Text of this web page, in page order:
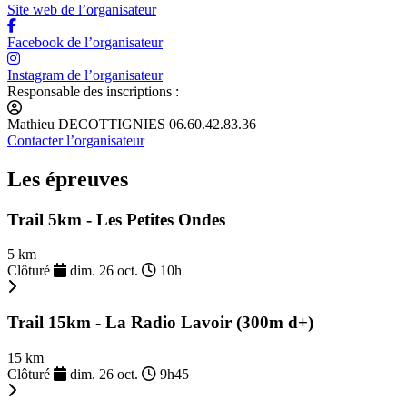
Site web de l’organisateur
Facebook de l’organisateur
Instagram de l’organisateur
Responsable des inscriptions :
Mathieu DECOTTIGNIES 06.60.42.83.36
Contacter l’organisateur
Les épreuves
Trail 5km - Les Petites Ondes
5 km
Clôturé
dim. 26 oct. 10h
Trail 15km - La Radio Lavoir (300m d+)
15 km
Clôturé
dim. 26 oct. 9h45